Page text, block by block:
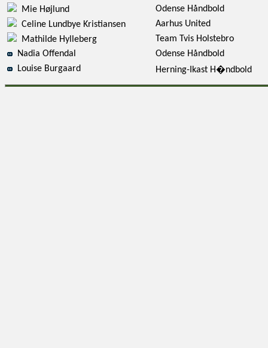
Mie Højlund
Odense Håndbold
Celine Lundbye Kristiansen
Aarhus United
Mathilde Hylleberg
Team Tvis Holstebro
Nadia Offendal
Odense Håndbold
Louise Burgaard
Herning-Ikast H�ndbold